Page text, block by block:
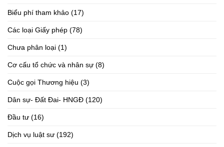
Biểu phí tham khảo (17)
Các loại Giấy phép (78)
Chưa phân loại (1)
Cơ cấu tổ chức và nhân sự (8)
Cuộc gọi Thương hiệu (3)
Dân sự- Đất Đai- HNGĐ (120)
Đầu tư (16)
Dịch vụ luật sư (192)